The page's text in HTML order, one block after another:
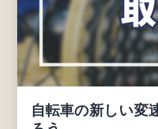
自転車の新しい変